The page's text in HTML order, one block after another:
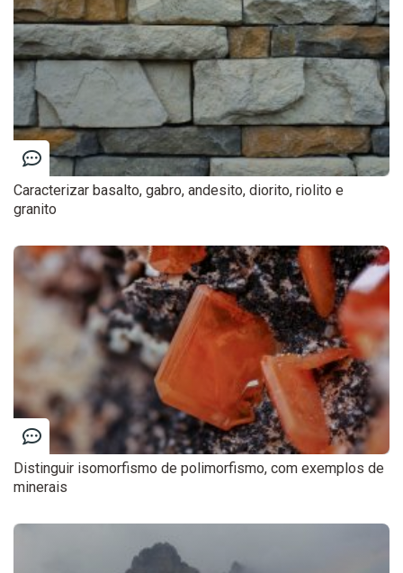
Caracterizar basalto, gabro, andesito, diorito, riolito e
granito
Distinguir isomorfismo de polimorfismo, com exemplos de
minerais